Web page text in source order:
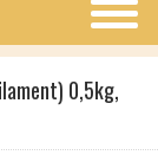
0,5kg,